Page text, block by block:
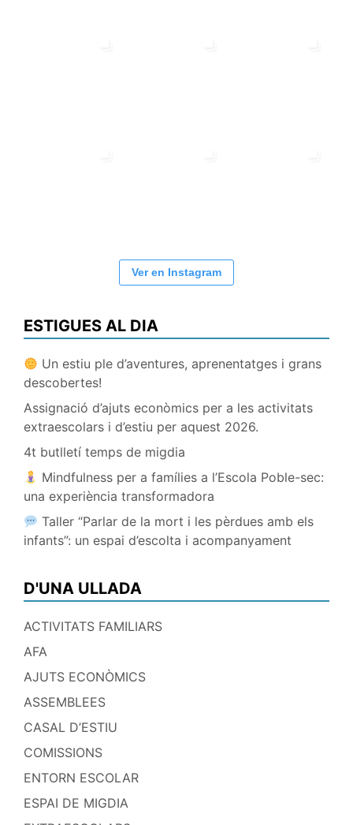
Ver en Instagram
ESTIGUES AL DIA
Un estiu ple d’aventures, aprenentatges i grans
descobertes!
Assignació d’ajuts econòmics per a les activitats
extraescolars i d’estiu per aquest 2026.
4t butlletí temps de migdia
Mindfulness per a famílies a l’Escola Poble-sec:
una experiència transformadora
Taller “Parlar de la mort i les pèrdues amb els
infants”: un espai d’escolta i acompanyament
D'UNA ULLADA
ACTIVITATS FAMILIARS
AFA
AJUTS ECONÒMICS
ASSEMBLEES
CASAL D’ESTIU
COMISSIONS
ENTORN ESCOLAR
ESPAI DE MIGDIA